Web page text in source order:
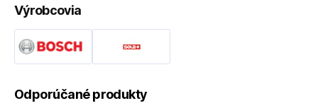
Výrobcovia
Odporúčané produkty